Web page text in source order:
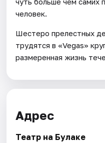
человек.
Шестеро прелестных
трудятся в «Vegas»
размеренная жизнь
Адрес
Театр на Булаке